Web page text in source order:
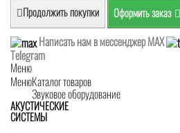
Продолжить покупки Оформить заказ
Написать нам в мессенджер MAX
Telegram
Меню
МенюКаталог товаров
Звуковое оборудование
АКУСТИЧЕСКИЕ
СИСТЕМЫ